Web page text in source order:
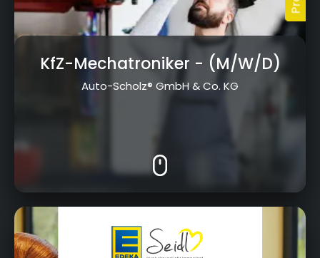
KfZ-Mechatroniker - (M/W/D)
Auto-Scholz® GmbH & Co. KG
Am Goldenen Feld 2 & Fritz-Hornschuch-Str. 9,
95326 Kulmbach